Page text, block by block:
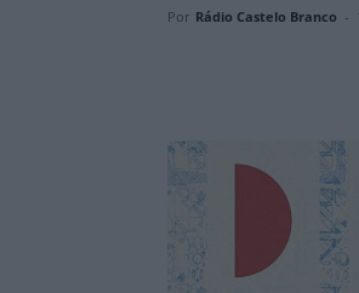
Por Rádio Castelo Branco -